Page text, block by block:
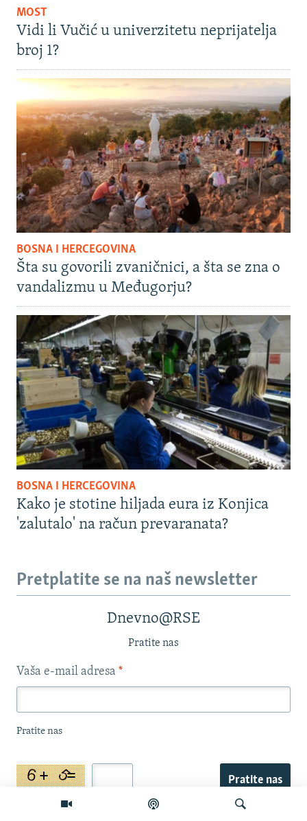
MOST
Vidi li Vučić u univerzitetu neprijatelja
broj 1?
BOSNA I HERCEGOVINA
Šta su govorili zvaničnici, a šta se zna o
vandalizmu u Međugorju?
BOSNA I HERCEGOVINA
Kako je stotine hiljada eura iz Konjica
'zalutalo' na račun prevaranata?
Pretplatite se na naš newsletter
Dnevno@RSE
Pratite nas
Vaša e-mail adresa *
Pratite nas
Pratite nas